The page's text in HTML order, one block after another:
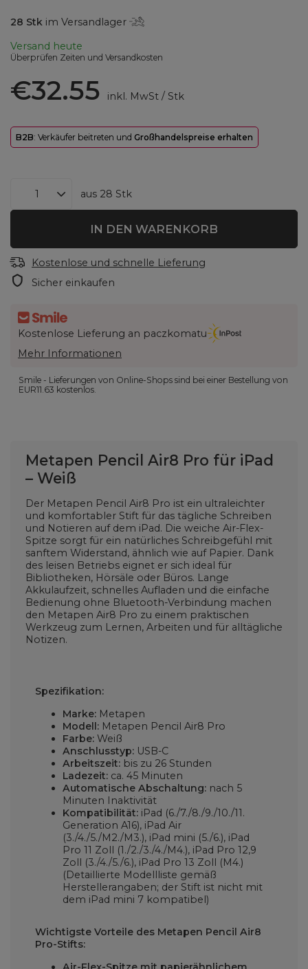
28 Stk im Versandlager
Versand heute
Überprüfen Zeiten und Versandkosten
€32.55 inkl. MwSt/ Stk
B2B: Verkäufer beitreten und Großhandelspreise erhalten
aus 28 Stk
IN DEN WARENKORB
Kostenlose und schnelle Lieferung
Sicher einkaufen
Kostenlose Lieferung an paczkomatu
Mehr Informationen
Smile - Lieferungen von Online-Shops sind bei einer Bestellung von
EUR11.63 kostenlos.
Metapen Pencil Air8 Pro für iPad
– Weiß
Der Metapen Pencil Air8 Pro ist ein ultraleichter
und komfortabler Stift für das tägliche Schreiben
und Notieren auf dem iPad. Die weiche Air-Flex-
Spitze sorgt für ein natürliches Schreibgefühl mit
sanftem Widerstand, ähnlich wie auf Papier. Dank
des leisen Betriebs eignet er sich ideal für
Bibliotheken, Hörsäle oder Büros. Lange
Akkulaufzeit, schnelles Aufladen und die einfache
Bedienung ohne Bluetooth-Verbindung machen
den Metapen Air8 Pro zu einem praktischen
Werkzeug zum Lernen, Arbeiten und für alltägliche
Notizen.
Spezifikation:
Marke: Metapen
Modell: Metapen Pencil Air8 Pro
Farbe: Weiß
Anschlusstyp: USB-C
Arbeitszeit: bis zu 26 Stunden
Ladezeit: ca. 45 Minuten
Automatische Abschaltung: nach 5
Minuten Inaktivität
Kompatibilität: iPad (6./7./8./9./10./11.
Generation A16), iPad Air
(3./4./5./M2./M3.), iPad mini (5./6.), iPad
Pro 11 Zoll (1./2./3./4./M4.), iPad Pro 12,9
Zoll (3./4./5./6.), iPad Pro 13 Zoll (M4.)
(Detaillierte Modellliste gemäß
Herstellerangaben; der Stift ist nicht mit
dem iPad mini 7 kompatibel)
Wichtigste Vorteile des Metapen Pencil Air8
Pro-Stifts: